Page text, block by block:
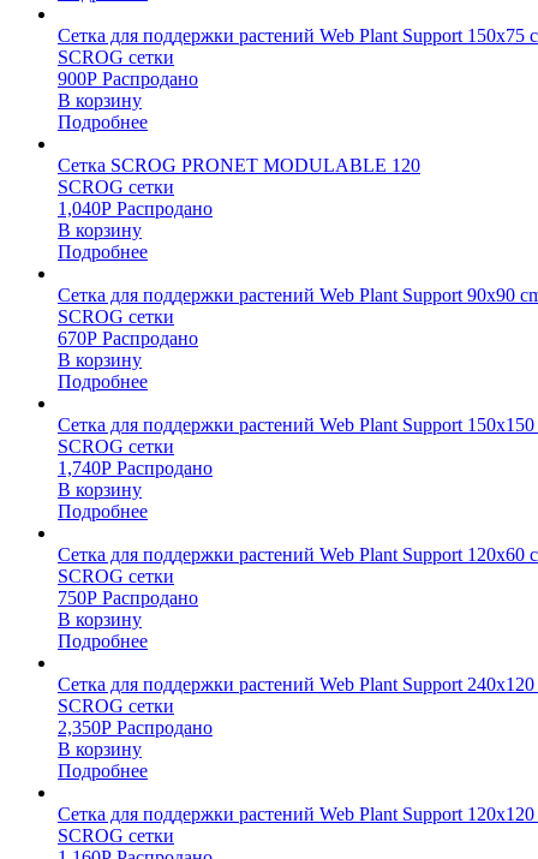
Сетка для поддержки растений Web Plant Support 150х75
SCROG сетки
900Р Распродано
В корзину
Подробнее
Сетка SCROG PRONET MODULABLE 120
SCROG сетки
1,040Р Распродано
В корзину
Подробнее
Сетка для поддержки растений Web Plant Support 90х90
SCROG сетки
670Р Распродано
В корзину
Подробнее
Сетка для поддержки растений Web Plant Support 150х150
SCROG сетки
1,740Р Распродано
В корзину
Подробнее
Сетка для поддержки растений Web Plant Support 120х60
SCROG сетки
750Р Распродано
В корзину
Подробнее
Сетка для поддержки растений Web Plant Support 240х120
SCROG сетки
2,350Р Распродано
В корзину
Подробнее
Сетка для поддержки растений Web Plant Support 120х120
SCROG сетки